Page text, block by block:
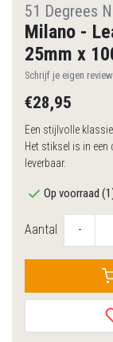
51 Degrees
Milano -
25mm x
Schrijf je eigen review
€28,95
Een stijlvolle
Het stiksel is in een
leverbaar.
Op voorraad
Aantal -